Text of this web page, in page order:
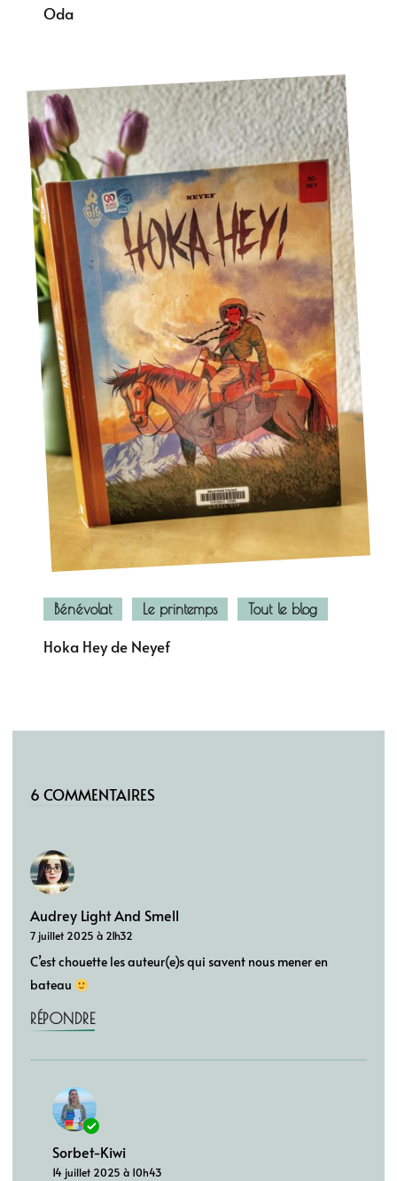
Oda
Bénévolat Le printemps Tout le blog
Hoka Hey de Neyef
6 COMMENTAIRES
Audrey Light And Smell
7 juillet 2025 à 21h32
C’est chouette les auteur(e)s qui savent nous mener en
bateau
RÉPONDRE
Sorbet-Kiwi
14 juillet 2025 à 10h43